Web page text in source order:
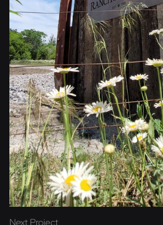
Next Project